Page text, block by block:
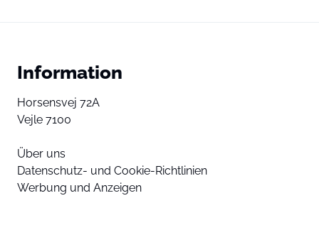
Information
Horsensvej 72A
Vejle 7100
Über uns
Datenschutz- und Cookie-Richtlinien
Werbung und Anzeigen